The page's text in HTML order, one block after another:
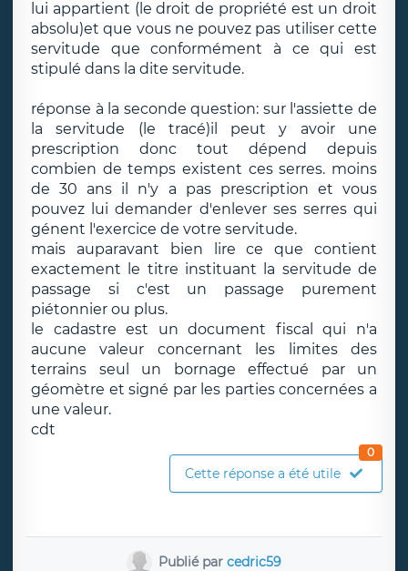
lui appartient (le droit de propriété est un droit
absolu)et que vous ne pouvez pas utiliser cette
servitude que conformément à ce qui est
stipulé dans la dite servitude.
réponse à la seconde question: sur l'assiette de
la servitude (le tracé)il peut y avoir une
prescription donc tout dépend depuis
combien de temps existent ces serres. moins
de 30 ans il n'y a pas prescription et vous
pouvez lui demander d'enlever ses serres qui
génent l'exercice de votre servitude.
mais auparavant bien lire ce que contient
exactement le titre instituant la servitude de
passage si c'est un passage purement
piétonnier ou plus.
le cadastre est un document fiscal qui n'a
aucune valeur concernant les limites des
terrains seul un bornage effectué par un
géomètre et signé par les parties concernées a
une valeur.
cdt
Cette réponse a été utile
0
Publié parcedric59